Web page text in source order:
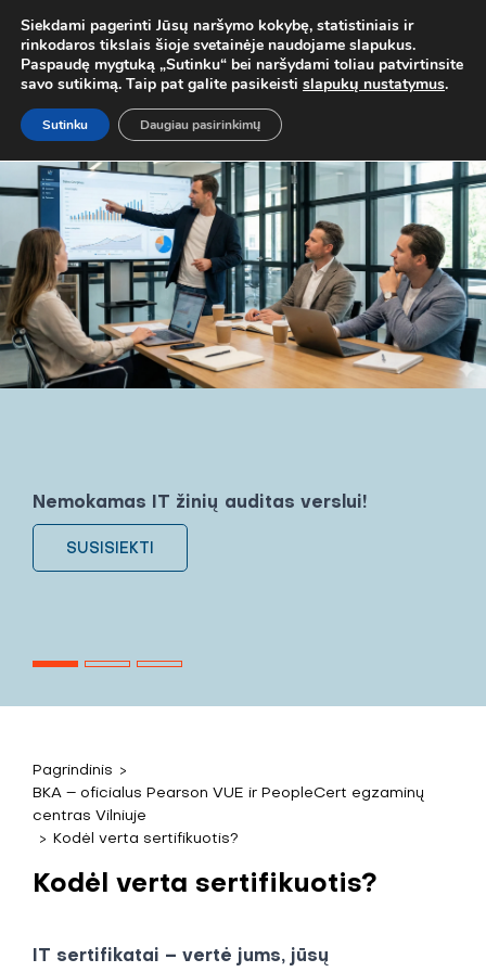
TEL. +37067579127 ARBA EL. P. MOKYMAI@BKA.LT
Nemokamas IT žinių auditas verslui!
SUSISIEKTI
Pagrindinis >
BKA – oficialus Pearson VUE ir PeopleCert egzaminų
centras Vilniuje
> Kodėl verta sertifikuotis?
Kodėl verta sertifikuotis?
IT sertifikatai – vertė jums, jūsų
Siekdami pagerinti Jūsų naršymo kokybę, statistiniais ir
rinkodaros tikslais šioje svetainėje naudojame slapukus.
Paspaudę mygtuką „Sutinku“ bei naršydami toliau patvirtinsite
savo sutikimą. Taip pat galite pasikeisti slapukų nustatymus.
Sutinku Daugiau pasirinkimų